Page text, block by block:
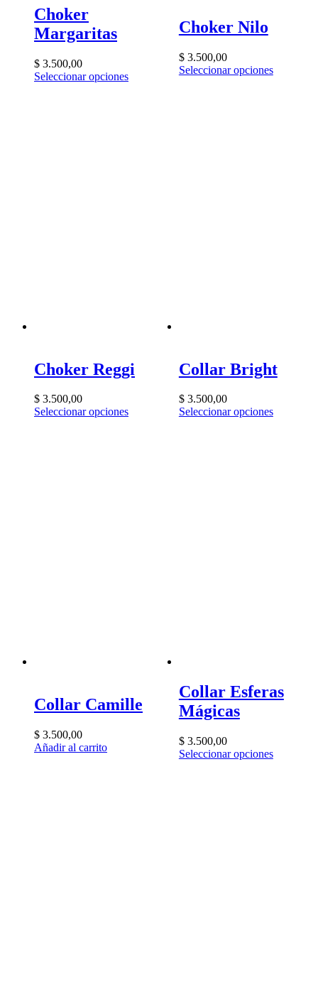
Choker
Margaritas
$ 3.500,00
Seleccionar opciones
Choker Nilo
$3.500,00
Seleccionar opciones
Choker Reggi
$ 3.500,00
Seleccionar opciones
Collar Bright
$3.500,00
Seleccionar opciones
Collar Camille
$ 3.500,00
Añadir al carrito
Collar Esferas
Mágicas
$3.500,00
Seleccionar opciones